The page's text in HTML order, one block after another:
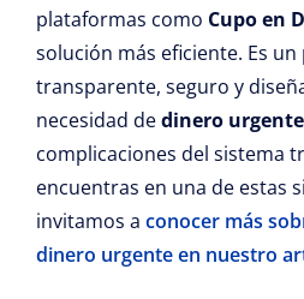
plataformas como Cupo en
solución más eficiente. Es un
transparente, seguro y
necesidad dedinero urgente
complicaciones del sistema
encuentras en una de estas
invitamos a conocer más
dinero urgente en nuestro